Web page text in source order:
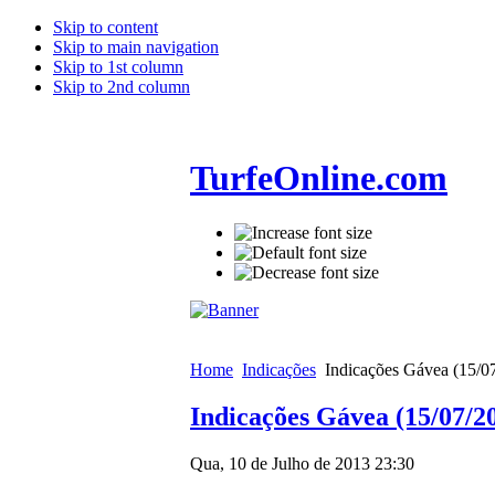
Skip to content
Skip to main navigation
Skip to 1st column
Skip to 2nd column
TurfeOnline.com
Home Indicações Indicações Gávea (15/
Indicações Gávea (15/07/
Qua, 10 de Julho de 2013 23:30